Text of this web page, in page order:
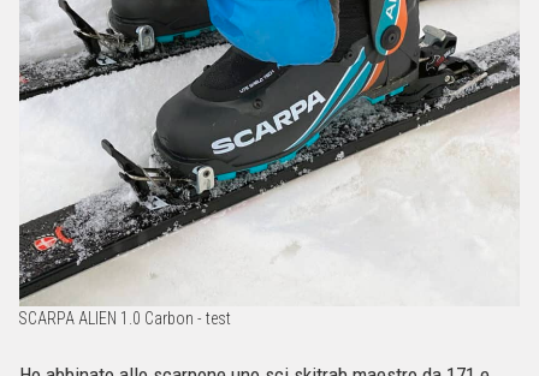
SCARPA ALIEN 1.0 Carbon - test